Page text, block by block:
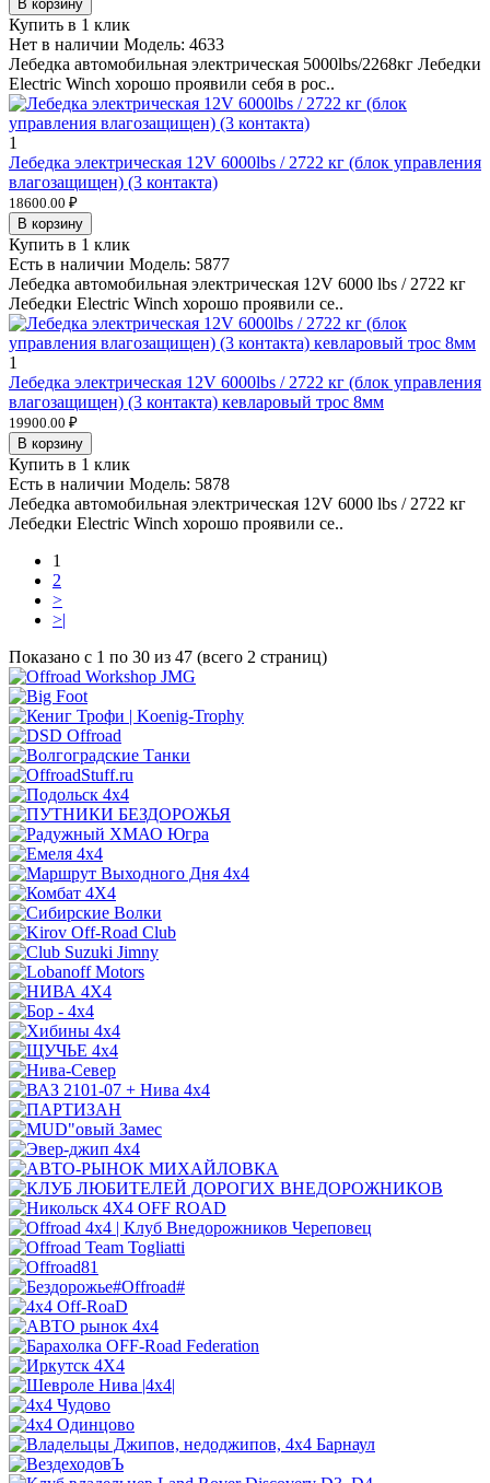
В корзину
Купить в 1 клик
Нет в наличии Модель: 4633
Лебедка автомобильная электрическая 5000lbs/2268кг Лебедки
Electric Winch хорошо проявили себя в рос..
1
Лебедка электрическая 12V 6000lbs / 2722 кг (блок управления
влагозащищен) (3 контакта)
18600.00 ₽
В корзину
Купить в 1 клик
Есть в наличии Модель: 5877
Лебедка автомобильная электрическая 12V 6000 lbs / 2722 кг
Лебедки Electric Winch хорошо проявили се..
1
Лебедка электрическая 12V 6000lbs / 2722 кг (блок управления
влагозащищен) (3 контакта) кевларовый трос 8мм
19900.00 ₽
В корзину
Купить в 1 клик
Есть в наличии Модель: 5878
Лебедка автомобильная электрическая 12V 6000 lbs / 2722 кг
Лебедки Electric Winch хорошо проявили се..
1
2
>
>|
Показано с 1 по 30 из 47 (всего 2 страниц)